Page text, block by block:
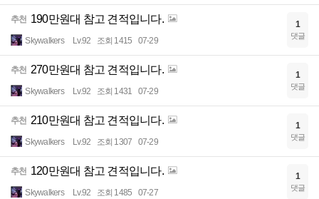
추천 190만원대 참고 견적입니다.
Skywalkers Lv.92 조회 1415 07-29
1
댓글
추천 270만원대 참고 견적입니다.
Skywalkers Lv.92 조회 1431 07-29
1
댓글
추천 210만원대 참고 견적입니다.
Skywalkers Lv.92 조회 1307 07-29
1
댓글
추천 120만원대 참고 견적입니다.
Skywalkers Lv.92 조회 1485 07-27
1
댓글